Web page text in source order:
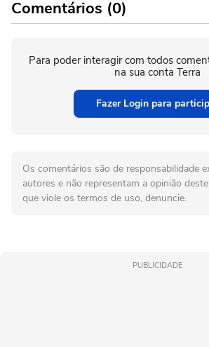
Comentários (0)
Para poder interagir com todos
na sua conta Terra
Fazer Login para
Os comentários são de responsabilidade
autores e não representam a opinião
que viole os termos de uso, denuncie.
PUBLICIDADE